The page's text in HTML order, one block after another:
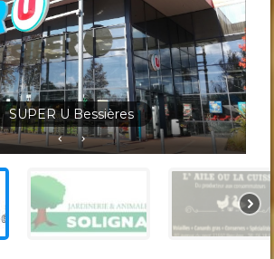
Solignac Bessières